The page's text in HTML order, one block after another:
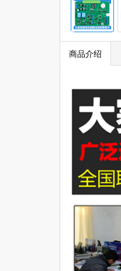
商品介绍